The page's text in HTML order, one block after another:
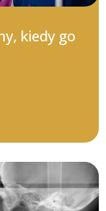
kiedy go